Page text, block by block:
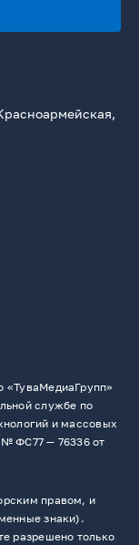
«ТуваМедиаГрупп»
службе по
и массовых
ФС77 — 76336 от
правом, и
знаки).
разрешено только